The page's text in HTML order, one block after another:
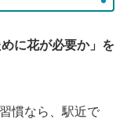
めに花が必要か」を
慣なら、駅近で